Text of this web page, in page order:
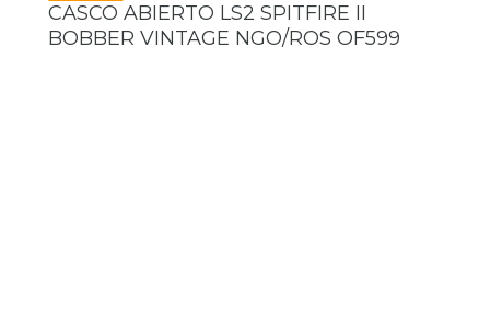
CASCO ABIERTO LS2 SPITFIRE II
BOBBER VINTAGE NGO/ROS OF599